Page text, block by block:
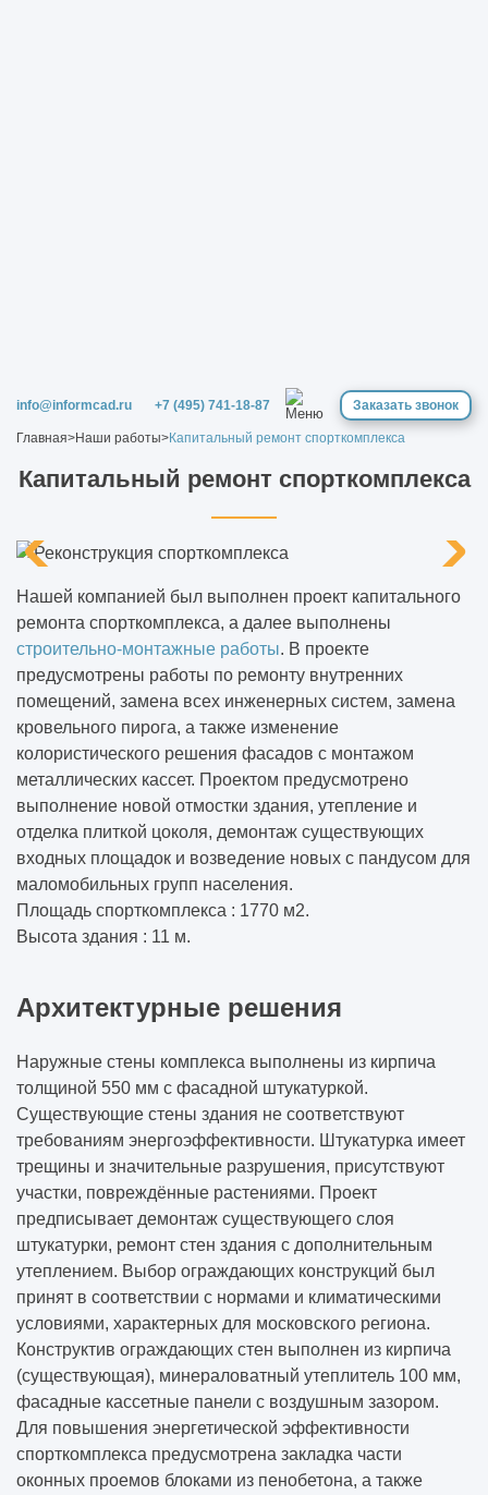
info@informcad.ru +7 (495) 741-18-87 Заказать звонок
Главная>Наши работы>Капитальный ремонт спорткомплекса
Капитальный ремонт спорткомплекса
Нашей компанией был выполнен проект капитального
ремонта спорткомплекса, а далее выполнены
строительно-монтажные работы. В проекте
предусмотрены работы по ремонту внутренних
помещений, замена всех инженерных систем, замена
кровельного пирога, а также изменение
колористического решения фасадов с монтажом
металлических кассет. Проектом предусмотрено
выполнение новой отмостки здания, утепление и
отделка плиткой цоколя, демонтаж существующих
входных площадок и возведение новых с пандусом для
маломобильных групп населения.
Площадь спорткомплекса : 1770 м2.
Высота здания : 11 м.
Архитектурные решения
Наружные стены комплекса выполнены из кирпича
толщиной 550 мм с фасадной штукатуркой.
Существующие стены здания не соответствуют
требованиям энергоэффективности. Штукатурка имеет
трещины и значительные разрушения, присутствуют
участки, повреждённые растениями. Проект
предписывает демонтаж существующего слоя
штукатурки, ремонт стен здания с дополнительным
утеплением. Выбор ограждающих конструкций был
принят в соответствии с нормами и климатическими
условиями, характерных для московского региона.
Конструктив ограждающих стен выполнен из кирпича
(существующая), минераловатный утеплитель 100 мм,
фасадные кассетные панели с воздушным зазором.
Для повышения энергетической эффективности
спорткомплекса предусмотрена закладка части
оконных проемов блоками из пенобетона, а также